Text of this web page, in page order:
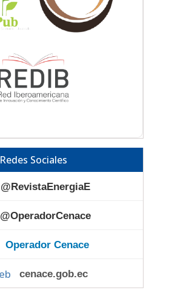
Redes Sociales
@RevistaEnergiaE
@OperadorCenace
Operador Cenace
cenace.gob.ec